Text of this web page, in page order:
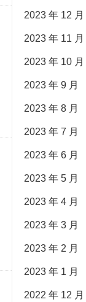
2023 年 12 月
2023 年 11 月
2023 年 10 月
2023 年 9 月
2023 年 8 月
2023 年 7 月
2023 年 6 月
2023 年 5 月
2023 年 4 月
2023 年 3 月
2023 年 2 月
2023 年 1 月
2022 年 12 月